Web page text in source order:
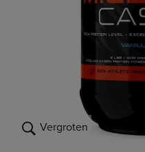
Vergroten